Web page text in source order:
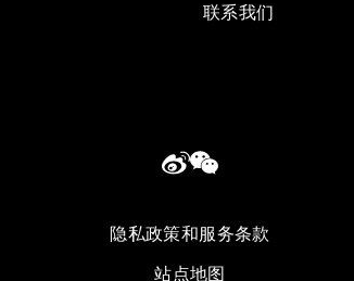
联系我们
隐私政策和服务条款
站点地图